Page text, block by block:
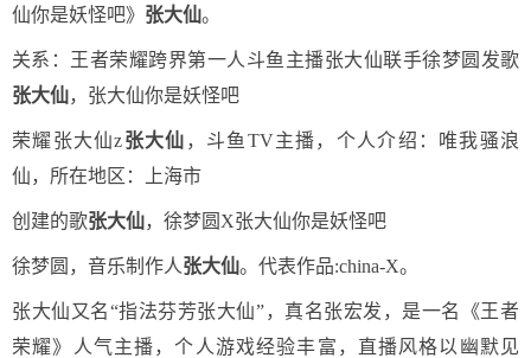
仙你是妖怪吧》 张大仙。
关系：王者荣耀跨界第一人斗鱼主播张大仙联手徐梦圆发歌
张大仙，张大仙你是妖怪吧
荣耀张大仙z张大仙 ，斗鱼TV主播，个人介绍：唯我骚浪
仙，所在地区：上海市
创建的歌张大仙，徐梦圆X张大仙你是妖怪吧
徐梦圆，音乐制作人张大仙。代表作品:china-X。
张大仙又名“指法芬芳张大仙”，真名张宏发，是一名《王者
荣耀》人气主播，个人游戏经验丰富，直播风格以幽默见